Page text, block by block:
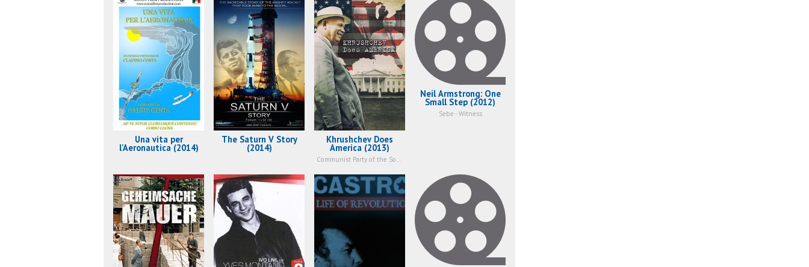
Una vita per
l'Aeronautica (2014)
The Saturn V Story
(2014)
Khrushchev Does
America (2013)
Neil Armstrong: One
Small Step (2012)
Sebe - Witness